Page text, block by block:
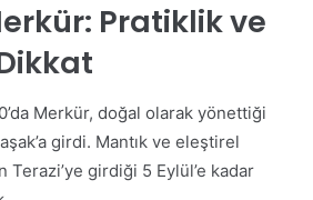
Pratiklik ve
Merkür, doğal olarak yönettiği
girdi. Mantık ve eleştirel
girdiği 5 Eylül’e kadar